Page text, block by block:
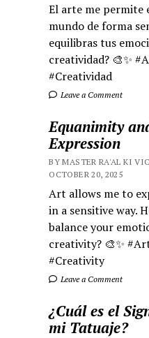
El arte me permite
mundo de forma
equilibras tus
creatividad? 🎨✨
#Creatividad
Leave a Comment
Equanimity
Expression
BY MASTER RA'AL KI
OCTOBER 20, 2025
Art allows me to
in a sensitive way.
balance your
creativity? 🎨✨
#Creativity
Leave a Comment
¿Cuál es el
mi Tatuaje?